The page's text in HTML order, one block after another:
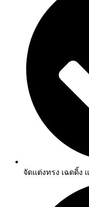
จัดแต่งทรง เฉดดิ้ง